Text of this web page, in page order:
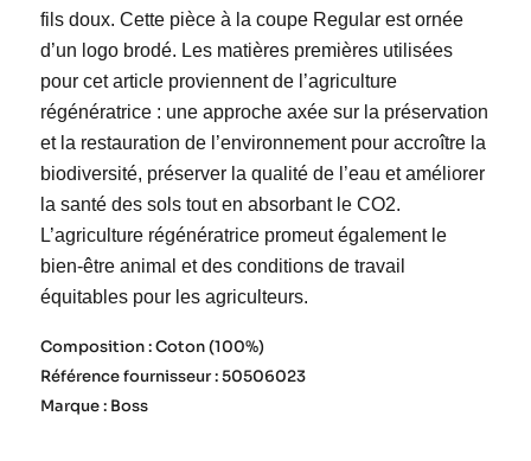
fils doux. Cette pièce à la coupe Regular est ornée
d’un logo brodé. Les matières premières utilisées
pour cet article proviennent de l’agriculture
régénératrice : une approche axée sur la préservation
et la restauration de l’environnement pour accroître la
biodiversité, préserver la qualité de l’eau et améliorer
la santé des sols tout en absorbant le CO2.
L’agriculture régénératrice promeut également le
bien-être animal et des conditions de travail
équitables pour les agriculteurs.
Composition : Coton (100%)
Référence fournisseur : 50506023
Marque : Boss